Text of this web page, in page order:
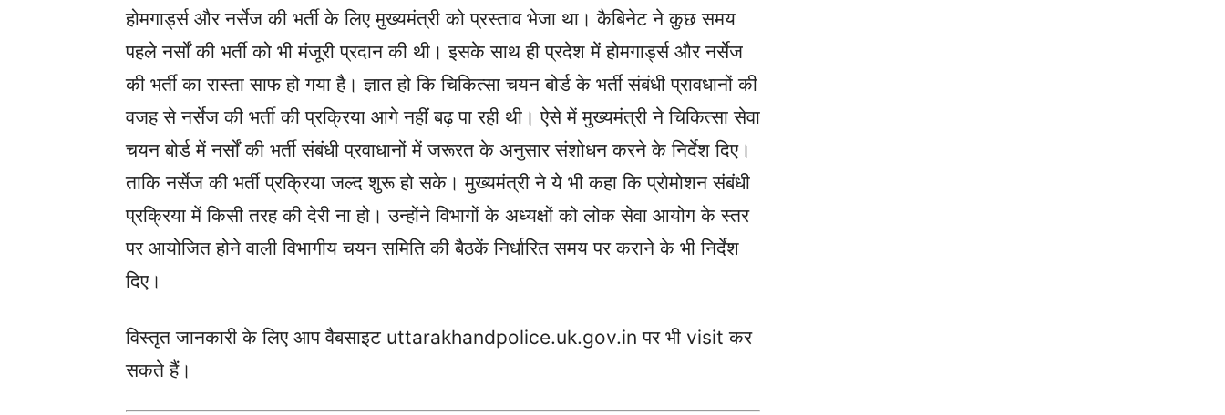
होमगार्ड्स और नर्सेज की भर्ती के लिए मुख्यमंत्री को प्रस्ताव भेजा था। कैबिनेट ने कुछ समय
पहले नर्सों की भर्ती को भी मंजूरी प्रदान की थी। इसके साथ ही प्रदेश में होमगार्ड्स और नर्सेज
की भर्ती का रास्ता साफ हो गया है। ज्ञात हो कि चिकित्सा चयन बोर्ड के भर्ती संबंधी प्रावधानों की
वजह से नर्सेज की भर्ती की प्रक्रिया आगे नहीं बढ़ पा रही थी। ऐसे में मुख्यमंत्री ने चिकित्सा सेवा
चयन बोर्ड में नर्सों की भर्ती संबंधी प्रवाधानों में जरूरत के अनुसार संशोधन करने के निर्देश दिए।
ताकि नर्सेज की भर्ती प्रक्रिया जल्द शुरू हो सके। मुख्यमंत्री ने ये भी कहा कि प्रोमोशन संबंधी
प्रक्रिया में किसी तरह की देरी ना हो। उन्होंने विभागों के अध्यक्षों को लोक सेवा आयोग के स्तर
पर आयोजित होने वाली विभागीय चयन समिति की बैठकें निर्धारित समय पर कराने के भी निर्देश
दिए।
विस्तृत जानकारी के लिए आप वैबसाइट uttarakhandpolice.uk.gov.in पर भी visit कर
सकते हैं।